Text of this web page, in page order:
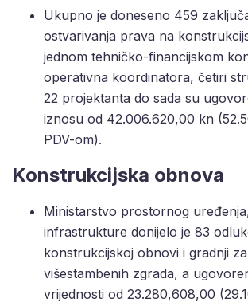
Ukupno je doneseno 459
ostvarivanja prava na
jednom tehničko-financijskom
operativna koordinatora, četiri
22 projektanta do sada su
iznosu od 42.006.620,00 kn
PDV-om).
Konstrukcijska obnova
Ministarstvo prostornog
infrastrukture donijelo je 83
konstrukcijskoj obnovi i gradnji
višestambenih zgrada, a
vrijednosti od 23.280,608,00